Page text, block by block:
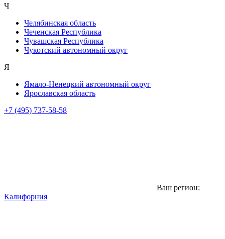
Ч
Челябинская область
Чеченская Республика
Чувашская Республика
Чукотский автономный округ
Я
Ямало-Ненецкий автономный округ
Ярославская область
+7 (495) 737-58-58
Ваш регион:
Калифорния